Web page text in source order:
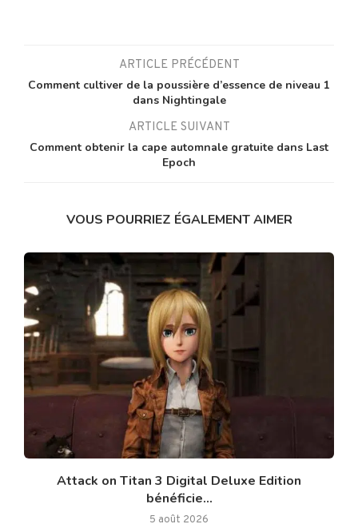
ARTICLE PRÉCÉDENT
Comment cultiver de la poussière d’essence de niveau 1
dans Nightingale
ARTICLE SUIVANT
Comment obtenir la cape automnale gratuite dans Last
Epoch
VOUS POURRIEZ ÉGALEMENT AIMER
Attack on Titan 3 Digital Deluxe Edition
bénéficie...
5 août 2026